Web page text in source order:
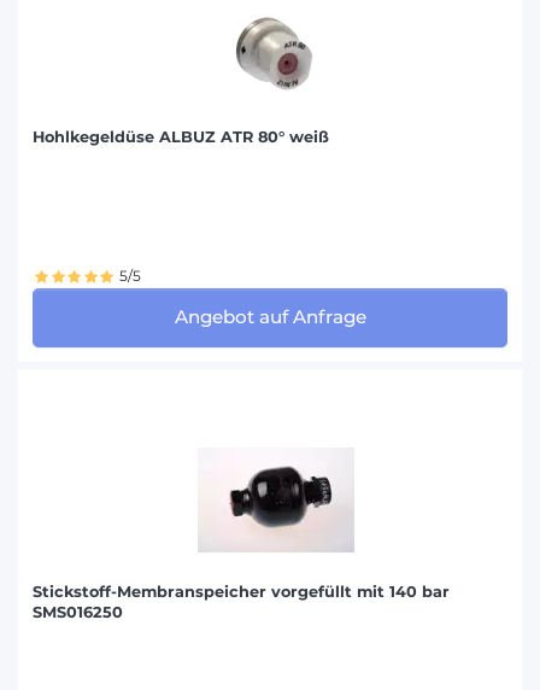
Hohlkegeldüse ALBUZ ATR 80° weiß
5/5
Angebot auf Anfrage
Stickstoff-Membranspeicher vorgefüllt mit 140 bar
SMS016250